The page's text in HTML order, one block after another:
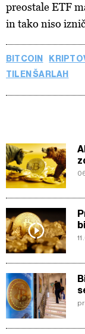
preostale ETF
in tako niso
BITCOIN
TILEN ŠARLAH